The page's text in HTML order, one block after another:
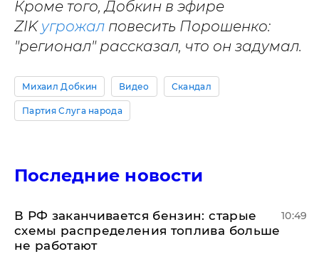
Кроме того, Добкин в эфире
ZIK угрожал повесить Порошенко:
"регионал" рассказал, что он задумал.
Михаил Добкин Видео Скандал
Партия Слуга народа
Последние новости
​В РФ заканчивается бензин: старые
схемы распределения топлива больше
не работают
10:49